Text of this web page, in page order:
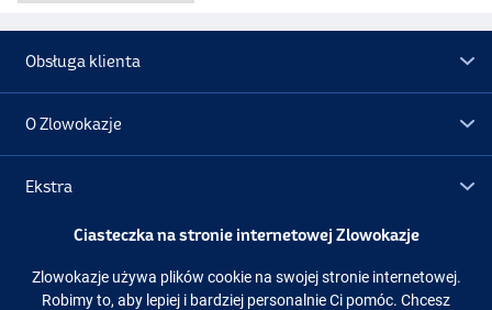
Obsługa klienta
O Zlowokazje
Ekstra
Ciasteczka na stronie internetowej Zlowokazje
Zlowokazje używa plików cookie na swojej stronie internetowej.
Robimy to, aby lepiej i bardziej personalnie Ci pomóc. Chcesz